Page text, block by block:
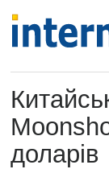
доларів